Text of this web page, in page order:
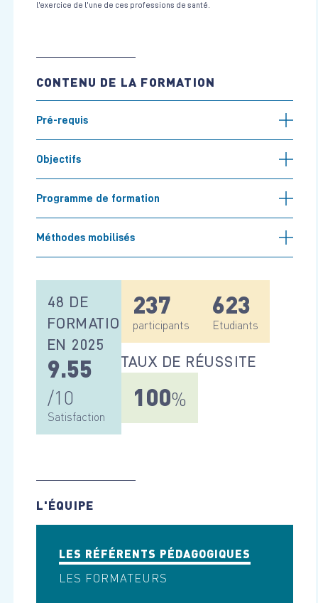
l’exercice de l’une de ces professions de santé.
CONTENU DE LA FORMATION
Pré-requis
Objectifs
Programme de formation
Méthodes mobilisés
48 DE
FORMATIONS
EN 2025
9.55
/10
Satisfaction
237
participants
623
Etudiants
TAUX DE RÉUSSITE
100%
L'ÉQUIPE
LES RÉFÉRENTS PÉDAGOGIQUES
LES FORMATEURS